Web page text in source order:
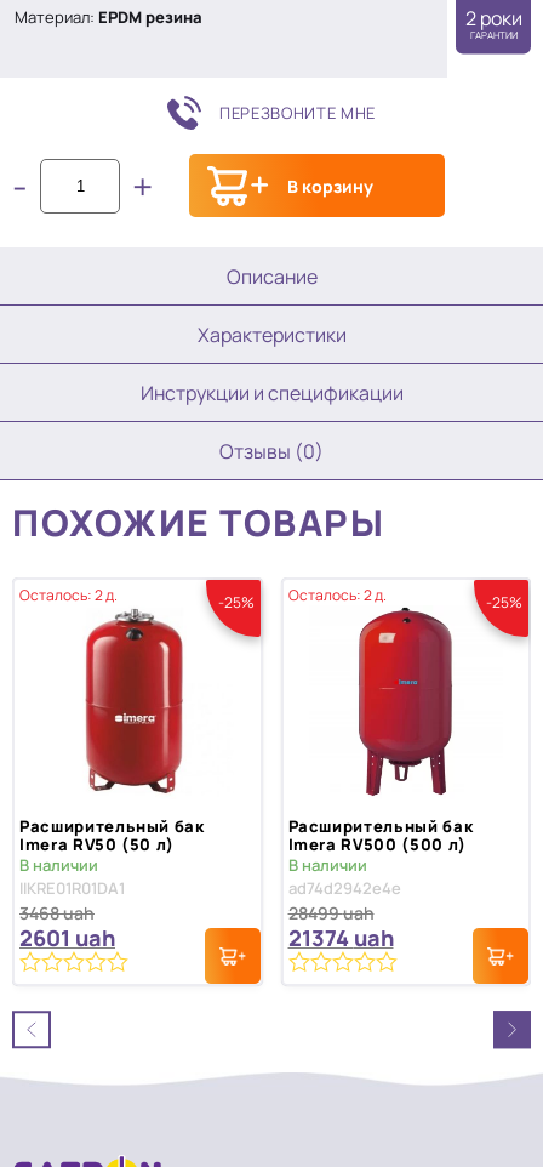
Материал: EPDM резина
ПЕРЕЗВОНИТЕ МНЕ
- + В корзину
2 роки
ГАРАНТИИ
Описание
Характеристики
Инструкции и спецификации
Отзывы (0)
ПОХОЖИЕ ТОВАРЫ
Осталось: 2 д. -25%
Расширительный бак
Imera RV50 (50 л)
В наличии
IIKRE01R01DA1
3468uah
2601 uah
из
5
Осталось: 2 д. -25%
Расширительный бак
Imera RV500 (500 л)
В наличии
ad74d2942e4e
28499uah
21374 uah